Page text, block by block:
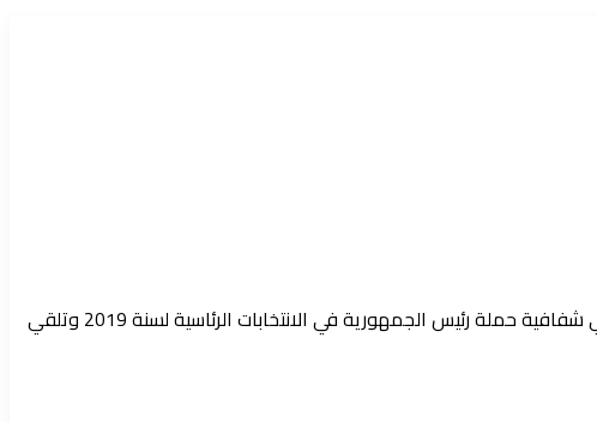
ان محكمة الاستئناف العسكرية قضت منذ قليل بسجن راشد الخياري مدة 6اشهر في القضية المتعلقة بـطعنه في شفافية حملة رئيس الجمهورية في الانتخابات الرئاسية لسنة 2019 وتلقي